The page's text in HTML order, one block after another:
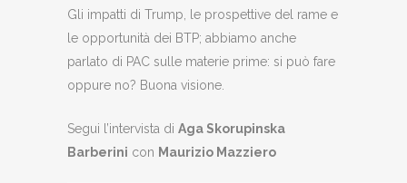
Gli impatti di Trump, le prospettive del rame e
le opportunità dei BTP; abbiamo anche
parlato di PAC sulle materie prime: si può fare
oppure no? Buona visione.
Segui l’intervista di Aga Skorupinska
Barberini con Maurizio Mazziero